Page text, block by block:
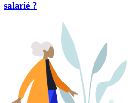
salarié ?